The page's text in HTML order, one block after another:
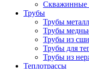
Скважинные
Трубы
Трубы
Трубы
Трубы из
Трубы для
Трубы из
Теплотрассы